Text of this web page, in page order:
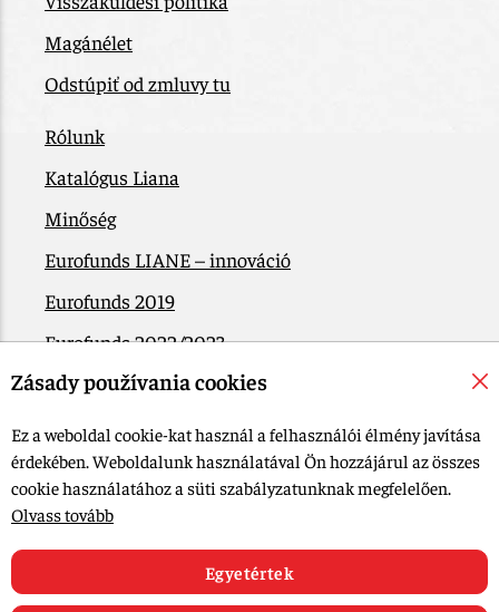
Magánélet
Odstúpiť od zmluvy tu
Rólunk
Katalógus Liana
Minőség
Eurofunds LIANE – innováció
Eurofunds 2019
Eurofunds 2022/2023
EÚ Plán obnovy
Kapcsolatba lépni
© 2015-2026, LIANA GOLIAŠ s.r.o. Minden jog fenntartva.
Cookie-beállítások szerkesztése
Zásady používania cookies
Ez a weboldal cookie-kat használ a felhasználói élmény javítása
érdekében. Weboldalunk használatával Ön hozzájárul az összes
cookie használatához a süti szabályzatunknak megfelelően.
Olvass tovább
Egyetértek